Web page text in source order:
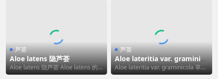
芦荟
Aloe latens 隐芦荟
Aloe latens 隐芦荟 Aloe latens 的
标准中文翻译为“隐芦荟...
芦荟
Aloe lateritia var. graminico
la 草地砖红芦荟
Aloe lateritia var. graminicola 草地
砖红芦荟 A...